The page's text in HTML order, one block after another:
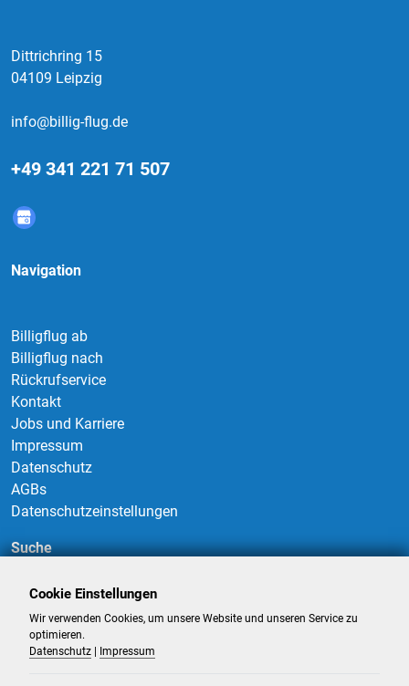
Dittrichring 15
04109 Leipzig
info@billig-flug.de
+49 341 221 71 507
Navigation
Billigflug ab
Billigflug nach
Rückrufservice
Kontakt
Jobs und Karriere
Impressum
Datenschutz
AGBs
Datenschutzeinstellungen
Suche
Suchen
Cookie Einstellungen
Wir verwenden Cookies, um unsere Website und unseren Service zu
optimieren.
Datenschutz
Impressum